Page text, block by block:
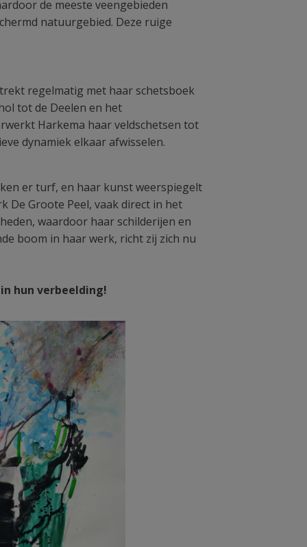
de meeste veengebieden
natuurgebied. Deze ruige
regelmatig met haar schetsboek
tot de Deelen en het
Harkema haar veldschetsen tot
dynamiek elkaar afwisselen.
er turf, en haar kunst weerspiegelt
De Groote Peel, vaak direct in het
waardoor haar schilderijen en
boom in haar werk, richt zij zich nu
hun verbeelding!